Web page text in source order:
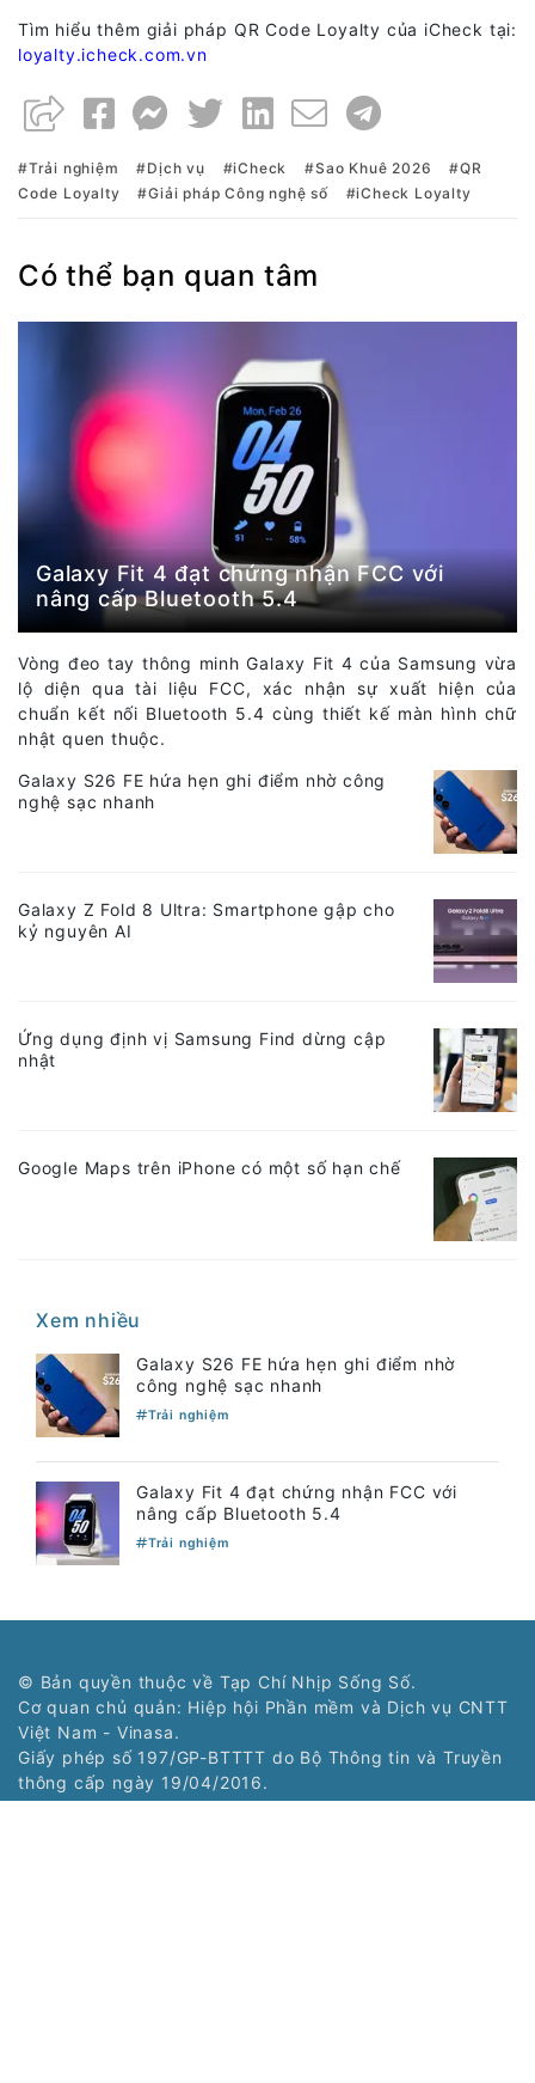
Tìm hiểu thêm giải pháp QR Code Loyalty của iCheck tại:
loyalty.icheck.com.vn
Trải nghiệm Dịch vụ iCheck Sao Khuê 2026
QR
Code Loyalty
Giải pháp Công nghệ số iCheck Loyalty
Có thể bạn quan tâm
Galaxy Fit 4 đạt chứng nhận FCC với
nâng cấp Bluetooth 5.4
Vòng đeo tay thông minh Galaxy Fit 4 của Samsung vừa
lộ diện qua tài liệu FCC, xác nhận sự xuất hiện của
chuẩn kết nối Bluetooth 5.4 cùng thiết kế màn hình chữ
nhật quen thuộc.
Galaxy S26 FE hứa hẹn ghi điểm nhờ công
nghệ sạc nhanh
Galaxy Z Fold 8 Ultra: Smartphone gập cho
kỷ nguyên AI
Ứng dụng định vị Samsung Find dừng cập
nhật
Google Maps trên iPhone có một số hạn chế
Xem nhiều
Galaxy S26 FE hứa hẹn ghi điểm nhờ
công nghệ sạc nhanh
Trải nghiệm
Galaxy Fit 4 đạt chứng nhận FCC với
nâng cấp Bluetooth 5.4
Trải nghiệm
© Bản quyền thuộc về Tạp Chí Nhịp Sống Số.
Cơ quan chủ quản: Hiệp hội Phần mềm và Dịch vụ CNTT
Việt Nam - Vinasa.
Giấy phép số 197/GP-BTTTT do Bộ Thông tin và Truyền
thông cấp ngày 19/04/2016.